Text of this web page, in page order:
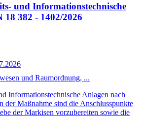
und Informationstechnische
382 - 1402/2026
und Raumordnung, ...
Informationstechnische Anlagen nach
der Maßnahme sind die Anschlusspunkte
der Markisen vorzubereiten sowie die